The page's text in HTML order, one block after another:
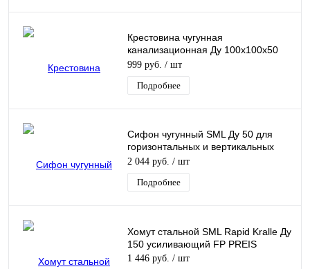
Крестовина чугунная
канализационная Ду 100х100х50
мм 90гр безнапорная 2-
плоскостная правая Кронтиф
999 руб. / шт
Подробнее
Сифон чугунный SML Ду 50 для
горизонтальных и вертикальных
трубопроводов без раструба
2 044 руб. / шт
Подробнее
Хомут стальной SML Rapid Kralle Ду
150 усиливающий FP PREIS
1 446 руб. / шт